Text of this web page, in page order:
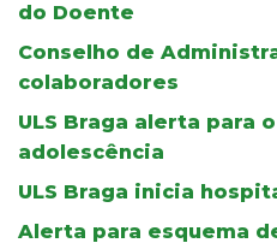
do Doente
Conselho de
colaboradores
ULS Braga alerta para
adolescência
ULS Braga inicia
Alerta para esquema